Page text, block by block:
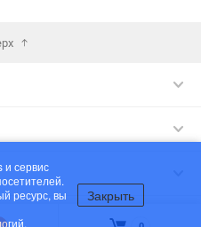
сервис
ресурс, вы
Закрыть
ярких красках!